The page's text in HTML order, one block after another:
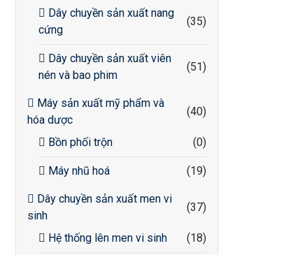
Dây chuyền sản xuất nang
cứng
(35)
Dây chuyền sản xuất viên
nén và bao phim
(51)
Máy sản xuất mỹ phẩm và
hóa dược
(40)
Bồn phối trộn (0)
Máy nhũ hoá (19)
Dây chuyền sản xuất men vi
sinh
(37)
Hệ thống lên men vi sinh (18)